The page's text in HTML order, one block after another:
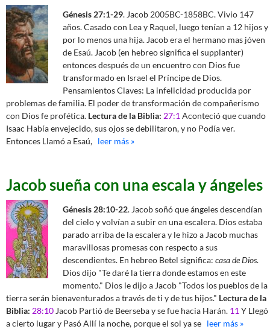
Génesis 27:1-29. Jacob 2005BC-1858BC. Vivio 147
años. Casado con Lea y Raquel, luego tenían a 12 hijos y
por lo menos una hija. Jacob era el hermano mas jóven
de Esaú. Jacob (en hebreo significa el supplanter)
entonces después de un encuentro con Dios fue
transformado en Israel el Príncipe de Dios.
Pensamientos Claves: La infelicidad producida por
problemas de familia. El poder de transformación de compañerismo
con Dios fe profética. Lectura de la Biblia: 27:1 Aconteció que cuando
Isaac Había envejecido, sus ojos se debilitaron, y no Podía ver.
Entonces Llamó a Esaú, leer más »
Jacob sueña con una escala y ángeles
Génesis 28:10-22. Jacob soñó que ángeles descendían
del cielo y volvían a subir en una escalera. Dios estaba
parado arriba de la escalera y le hizo a Jacob muchas
maravillosas promesas con respecto a sus
descendientes. En hebreo Betel significa: casa de Dios.
Dios dijo "Te daré la tierra donde estamos en este
momento." Dios le dijo a Jacob "Todos los pueblos de la
tierra serán bienaventurados a través de ti y de tus hijos." Lectura de la
Biblia: 28:10 Jacob Partió de Beerseba y se fue hacia Harán. 11 Y Llegó
a cierto lugar y Pasó Allí la noche, porque el sol ya se leer más »